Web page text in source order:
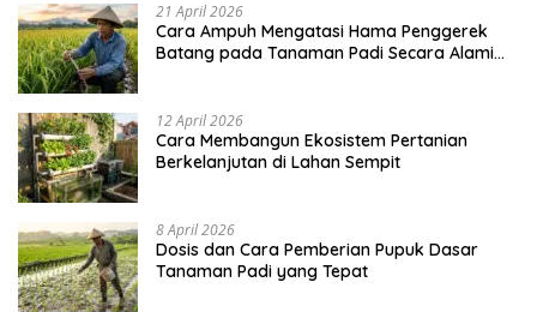
21 April 2026
Cara Ampuh Mengatasi Hama Penggerek
Batang pada Tanaman Padi Secara Alami
12 April 2026
Cara Membangun Ekosistem Pertanian
Berkelanjutan di Lahan Sempit
8 April 2026
Dosis dan Cara Pemberian Pupuk Dasar
Tanaman Padi yang Tepat